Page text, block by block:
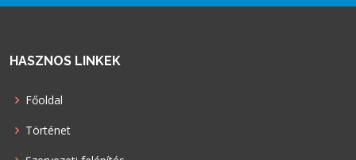
HASZNOS LINKEK
Főoldal
Történet